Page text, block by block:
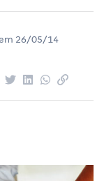
26/05/14